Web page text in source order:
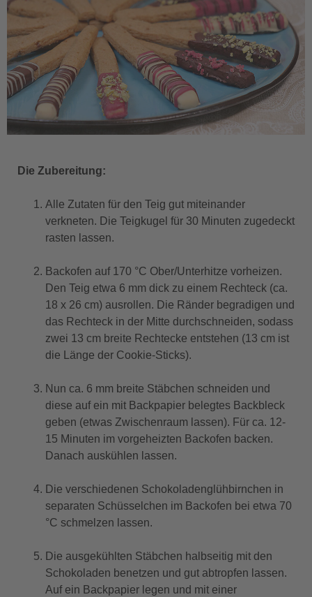
Die Zubereitung:
Alle Zutaten für den Teig gut miteinander
verkneten. Die Teigkugel für 30 Minuten zugedeckt
rasten lassen.
Backofen auf 170 °C Ober/Unterhitze vorheizen.
Den Teig etwa 6 mm dick zu einem Rechteck (ca.
18 x 26 cm) ausrollen. Die Ränder begradigen und
das Rechteck in der Mitte durchschneiden, sodass
zwei 13 cm breite Rechtecke entstehen (13 cm ist
die Länge der Cookie-Sticks).
Nun ca. 6 mm breite Stäbchen schneiden und
diese auf ein mit Backpapier belegtes Backbleck
geben (etwas Zwischenraum lassen). Für ca. 12-
15 Minuten im vorgeheizten Backofen backen.
Danach auskühlen lassen.
Die verschiedenen Schokoladenglühbirnchen in
separaten Schüsselchen im Backofen bei etwa 70
°C schmelzen lassen.
Die ausgekühlten Stäbchen halbseitig mit den
Schokoladen benetzen und gut abtropfen lassen.
Auf ein Backpapier legen und mit einer